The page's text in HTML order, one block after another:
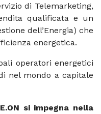
di Telemarketing,
qualificata e un
dell’Energia) che
energetica.
operatori energetici
nel mondo a capitale
E.ON si impegna nella